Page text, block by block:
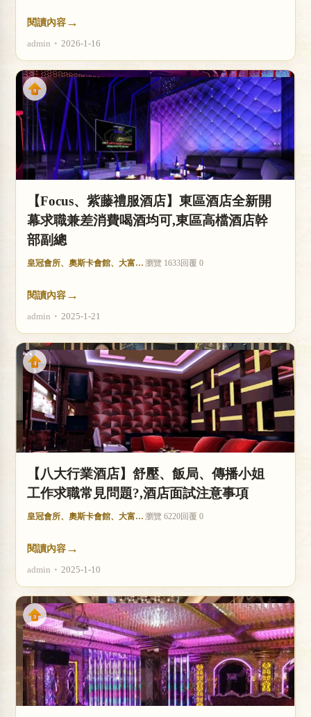
閱讀內容 →
admin • 2026-1-16
【Focus、紫藤禮服酒店】東區酒店全新開
幕求職兼差消費喝酒均可,東區高檔酒店幹
部副總
皇冠會所、奧斯卡會館、大富豪酒店 瀏覽 1633回覆 0
閱讀內容 →
admin • 2025-1-21
【八大行業酒店】舒壓、飯局、傳播小姐
工作求職常見問題?,酒店面試注意事項
皇冠會所、奧斯卡會館、大富豪酒店 瀏覽 6220回覆 0
閱讀內容 →
admin • 2025-1-10